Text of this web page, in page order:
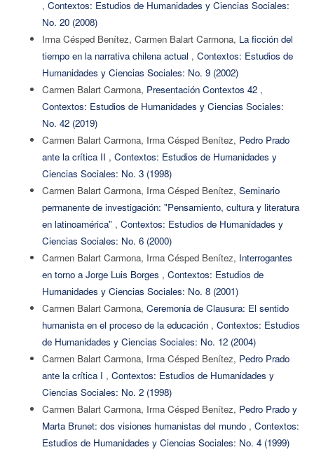
, Contextos: Estudios de Humanidades y Ciencias Sociales:
No. 20 (2008)
Irma Césped Benítez, Carmen Balart Carmona, La ficción del
tiempo en la narrativa chilena actual , Contextos: Estudios de
Humanidades y Ciencias Sociales: No. 9 (2002)
Carmen Balart Carmona, Presentación Contextos 42 ,
Contextos: Estudios de Humanidades y Ciencias Sociales:
No. 42 (2019)
Carmen Balart Carmona, Irma Césped Benítez, Pedro Prado
ante la crítica II , Contextos: Estudios de Humanidades y
Ciencias Sociales: No. 3 (1998)
Carmen Balart Carmona, Irma Césped Benítez, Seminario
permanente de investigación: "Pensamiento, cultura y literatura
en latinoamérica" , Contextos: Estudios de Humanidades y
Ciencias Sociales: No. 6 (2000)
Carmen Balart Carmona, Irma Césped Benítez, Interrogantes
en torno a Jorge Luis Borges , Contextos: Estudios de
Humanidades y Ciencias Sociales: No. 8 (2001)
Carmen Balart Carmona, Ceremonia de Clausura: El sentido
humanista en el proceso de la educación , Contextos: Estudios
de Humanidades y Ciencias Sociales: No. 12 (2004)
Carmen Balart Carmona, Irma Césped Benítez, Pedro Prado
ante la crítica I , Contextos: Estudios de Humanidades y
Ciencias Sociales: No. 2 (1998)
Carmen Balart Carmona, Irma Césped Benítez, Pedro Prado y
Marta Brunet: dos visiones humanistas del mundo , Contextos:
Estudios de Humanidades y Ciencias Sociales: No. 4 (1999)